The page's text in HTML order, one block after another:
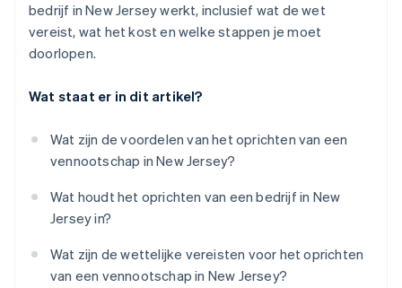
bedrijf in New Jersey werkt, inclusief wat de wet
vereist, wat het kost en welke stappen je moet
doorlopen.
Wat staat er in dit artikel?
Wat zijn de voordelen van het oprichten van een
vennootschap in New Jersey?
Wat houdt het oprichten van een bedrijf in New
Jersey in?
Wat zijn de wettelijke vereisten voor het oprichten
van een vennootschap in New Jersey?